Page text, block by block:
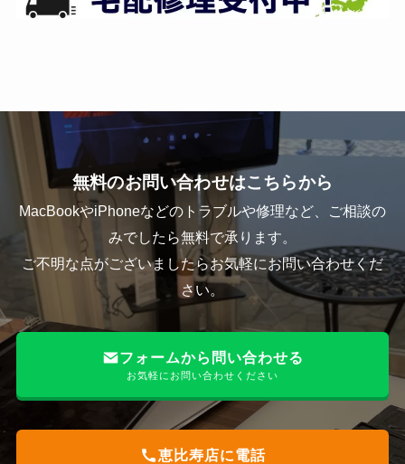
無料のお問い合わせはこちらから
MacBookやiPhoneなどのトラブルや修理など、ご相談の
みでしたら無料で承ります。
ご不明な点がございましたらお気軽にお問い合わせくだ
さい。
フォームから問い合わせる
お気軽にお問い合わせください
恵比寿店に電話